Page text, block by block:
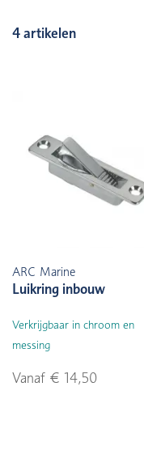
4 artikelen
ARC Marine
Luikring inbouw
Verkrijgbaar in chroom en
messing
Vanaf € 14,50